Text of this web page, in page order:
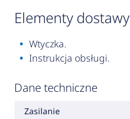
elementy dostawy
Wtyczka.
Instrukcja obsługi.
Dane techniczne
Zasilanie